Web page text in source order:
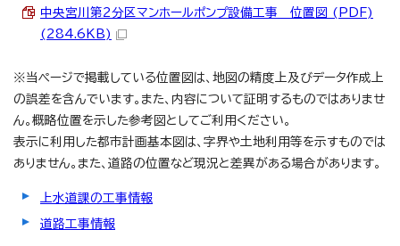
中央宮川第2分区マンホールポンプ設備工事 位置図 (PDF)
(284.6KB)
※当ページで掲載している位置図は、地図の精度上及びデータ作成上
の誤差を含んでいます。また、内容について証明するものではありませ
ん。概略位置を示した参考図としてご利用ください。
表示に利用した都市計画基本図は、字界や土地利用等を示すものでは
ありません。また、道路の位置など現況と差異がある場合があります。
上水道課の工事情報
道路工事情報